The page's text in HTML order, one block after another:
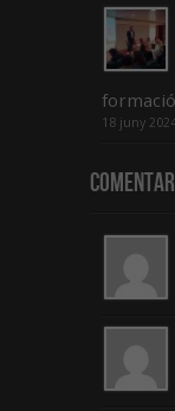
formació
18 juny